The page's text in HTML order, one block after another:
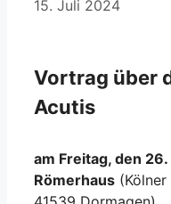
15. Juli 2024
Vortrag über
Acutis
am Freitag, den
Römerhaus